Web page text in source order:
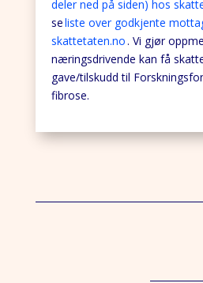
deler ned på siden) hos
seliste over godkjente
skattetaten.no . Vi gjør
næringsdrivende kan få
gave/tilskudd til
fibrose.